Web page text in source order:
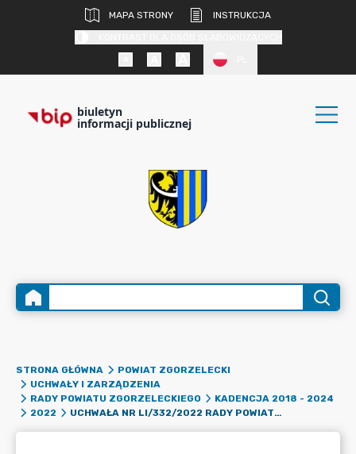
MAPA STRONY
INSTRUKCJA
biuletyn
informacji publicznej
STRONA GŁÓWNA
POWIAT ZGORZELECKI
UCHWAŁY I ZARZĄDZENIA
RADY POWIATU ZGORZELECKIEGO
KADENCJA 2018 - 2024
2022
UCHWAŁA NR LI/332/2022 RADY POWIATU ZGORZELECKIEGO Z DNIA 18 LIPCA 2022 R. W SPRAWIE WYRAŻENIA ZGODY NA DOKONANIE DAROWIZNY NA RZECZ GMINY BOGATYNIA W PRZEDMIOCIE NIERUCHOMOŚCI POŁOŻONEJ W GMINIE BOGATYNIA, STANOWIĄCEJ WŁASNOŚĆ POWIATU ZGORZELECKIEGO.